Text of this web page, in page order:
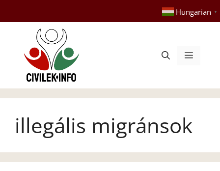
tartalomba
Hungarian ▼
Menü
illegális migránsok